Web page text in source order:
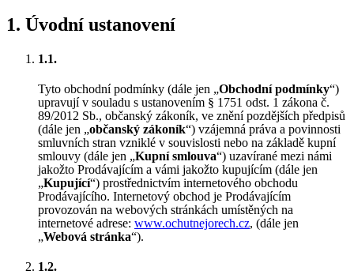
1. Úvodní ustanovení
1.1.
Tyto obchodní podmínky (dále jen „Obchodní podmínky“)
upravují v souladu s ustanovením § 1751 odst. 1 zákona č.
89/2012 Sb., občanský zákoník, ve znění pozdějších předpisů
(dále jen „občanský zákoník“) vzájemná práva a povinnosti
smluvních stran vzniklé v souvislosti nebo na základě kupní
smlouvy (dále jen „Kupní smlouva“) uzavírané mezi námi
jakožto Prodávajícím a vámi jakožto kupujícím (dále jen
„Kupující“) prostřednictvím internetového obchodu
Prodávajícího. Internetový obchod je Prodávajícím
provozován na webových stránkách umístěných na
internetové adrese: www.ochutnejorech.cz, (dále jen
„Webová stránka“).
1.2.